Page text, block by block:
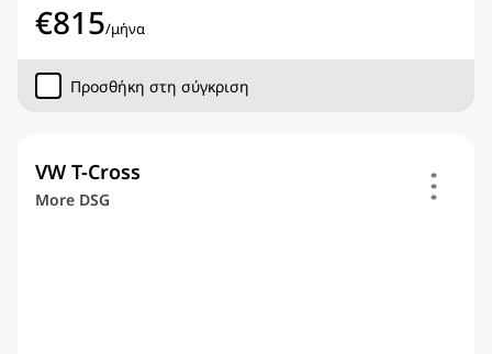
€815/μήνα
Προσθήκη στη σύγκριση
VW T-Cross
More DSG